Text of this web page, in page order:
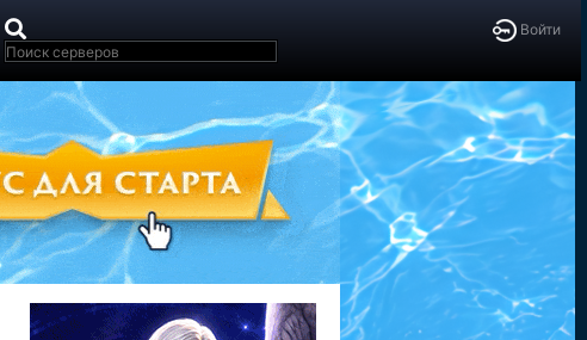
Войти